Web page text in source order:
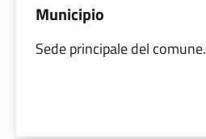
Municipio
Sede principale del comune.